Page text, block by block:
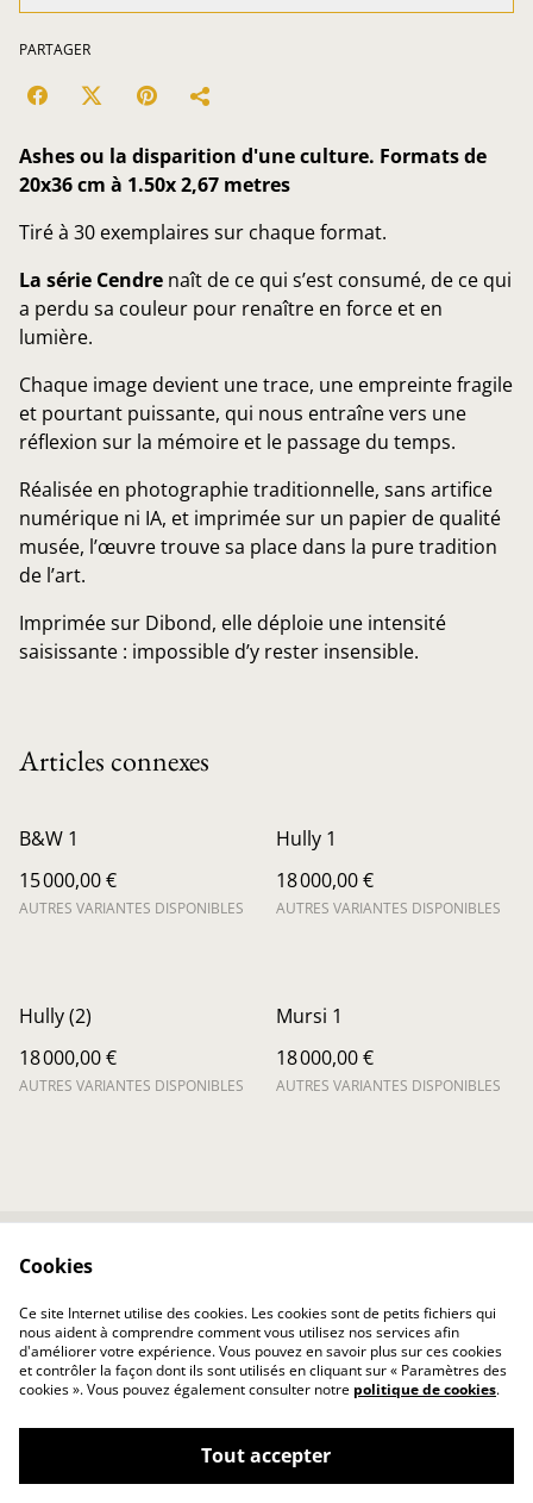
PARTAGER
Ashes ou la disparition d'une culture. Formats de
20x36 cm à 1.50x 2,67 metres
Tiré à 30 exemplaires sur chaque format.
La série Cendre naît de ce qui s’est consumé, de ce qui
a perdu sa couleur pour renaître en force et en
lumière.
Chaque image devient une trace, une empreinte fragile
et pourtant puissante, qui nous entraîne vers une
réflexion sur la mémoire et le passage du temps.
Réalisée en photographie traditionnelle, sans artifice
numérique ni IA, et imprimée sur un papier de qualité
musée, l’œuvre trouve sa place dans la pure tradition
de l’art.
Imprimée sur Dibond, elle déploie une intensité
saisissante : impossible d’y rester insensible.
Articles connexes
B&W 1
15 000,00 €
AUTRES VARIANTES DISPONIBLES
Hully 1
18 000,00 €
AUTRES VARIANTES DISPONIBLES
Hully (2)
18 000,00 €
AUTRES VARIANTES DISPONIBLES
Mursi 1
18 000,00 €
AUTRES VARIANTES DISPONIBLES
Politique de
confidentialité
Politique de cookies
©2026jaime-or.com
Cookies
Ce site Internet utilise des cookies. Les cookies sont de petits fichiers qui
nous aident à comprendre comment vous utilisez nos services afin
d'améliorer votre expérience. Vous pouvez en savoir plus sur ces cookies
et contrôler la façon dont ils sont utilisés en cliquant sur « Paramètres des
cookies ». Vous pouvez également consulter notre politique de cookies.
Tout accepter